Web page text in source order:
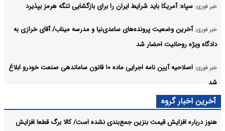
خبر فوری: سپاه: آمریکا باید شرایط ایران را برای بازگشایی تنگه هرمز‌ بپذیرد
خبر فوری: آخرین وضعیت پرونده‌های ساعدی‌نیا و مدرسه میناب/ آقای خرازی به
دادگاه ویژه روحانیت احضار شد
خبر فوری:
اصلاحیه آیین نامه اجرایی ماده ۱۰ قانون ساماندهی صنعت خودرو ابلاغ
شد
خبر فوری:
«استخر» در صدر
آخرین اخبار گروه
هنوز درباره افزایش قیمت بنزین جمع‌بندی نشده است/ کالا برگ قطعا افزایش